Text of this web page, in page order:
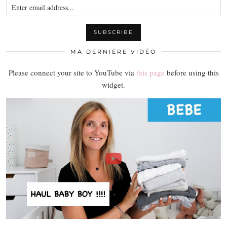
MA DERNIÈRE VIDÉO
Please connect your site to YouTube via this page before using this
widget.